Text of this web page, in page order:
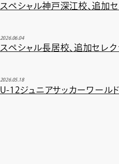
スペシャル神戸深江校、追加セ
2026.06.04
スペシャル長居校、追加セレク
2026.05.18
U-12ジュニアサッカーワール